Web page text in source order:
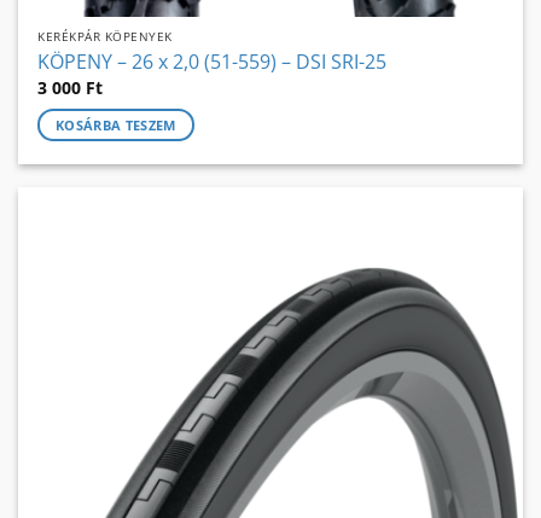
KERÉKPÁR KÖPENYEK
KÖPENY – 26 x 2,0 (51-559) – DSI SRI-25
3 000 Ft
KOSÁRBA TESZEM